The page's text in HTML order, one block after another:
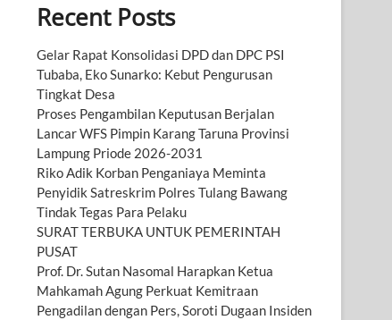
Recent Posts
Gelar Rapat Konsolidasi DPD dan DPC PSI
Tubaba, Eko Sunarko: Kebut Pengurusan
Tingkat Desa
Proses Pengambilan Keputusan Berjalan
Lancar WFS Pimpin Karang Taruna Provinsi
Lampung Priode 2026-2031
Riko Adik Korban Penganiaya Meminta
Penyidik Satreskrim Polres Tulang Bawang
Tindak Tegas Para Pelaku
SURAT TERBUKA UNTUK PEMERINTAH
PUSAT
Prof. Dr. Sutan Nasomal Harapkan Ketua
Mahkamah Agung Perkuat Kemitraan
Pengadilan dengan Pers, Soroti Dugaan Insiden